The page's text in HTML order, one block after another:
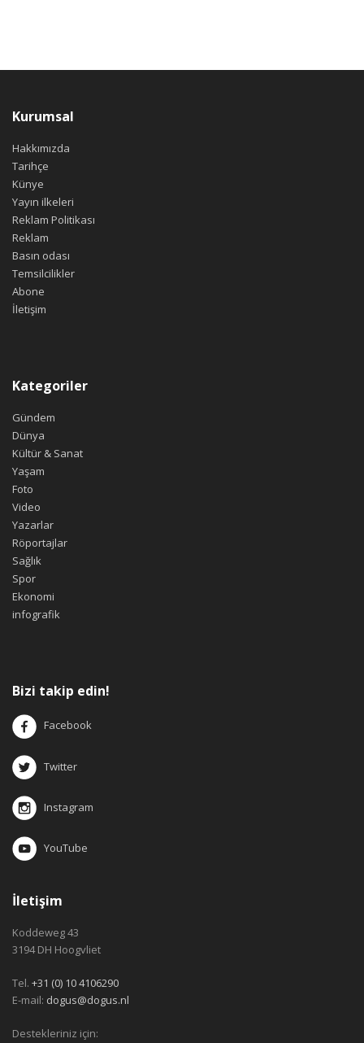
Kurumsal
Hakkımızda
Tarihçe
Künye
Yayın ilkeleri
Reklam Politikası
Reklam
Basın odası
Temsilcilikler
Abone
İletişim
Kategoriler
Gündem
Dünya
Kültür & Sanat
Yaşam
Foto
Video
Yazarlar
Röportajlar
Sağlık
Spor
Ekonomi
infografik
Bizi takip edin!
Facebook
Twitter
Instagram
YouTube
İletişim
Koddeweg 43
3194 DH Hoogvliet
Tel. +31 (0) 10 4106290
E-mail: dogus@dogus.nl
Destekleriniz için: